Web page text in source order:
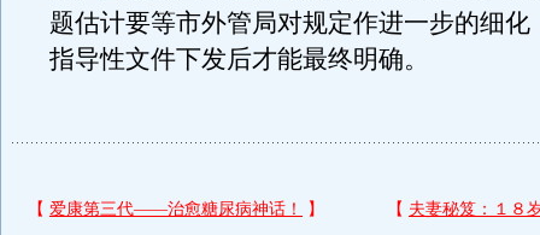
题估计要等市外管局对规定作进一步的细化
指导性文件下发后才能最终明确。